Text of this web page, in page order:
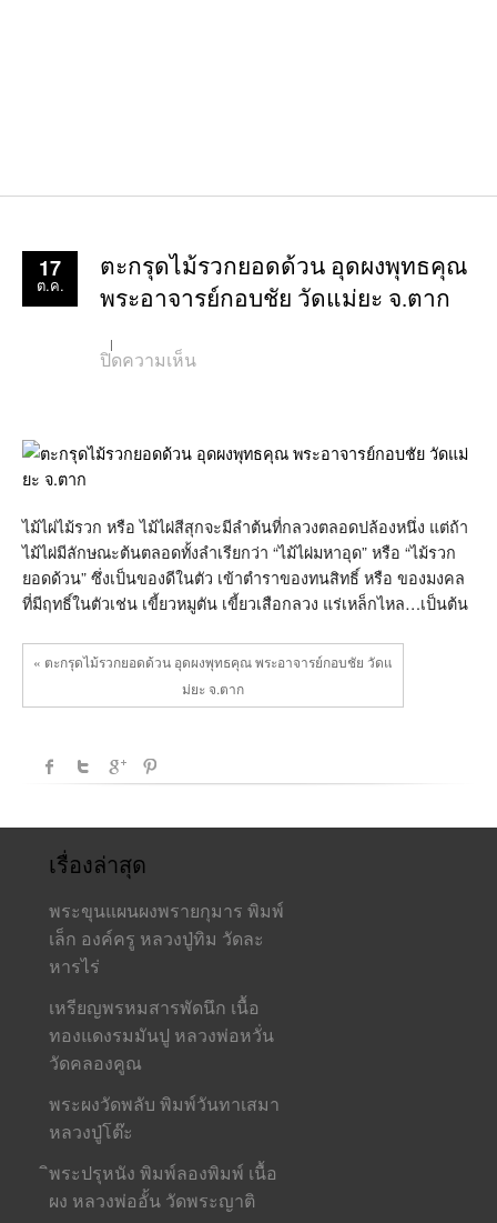
17
ต.ค.
ตะกรุดไม้รวกยอดด้วน อุดผงพุทธคุณ
พระอาจารย์กอบชัย วัดแม่ยะ จ.ตาก
ปิดความเห็นบน
ด้วน
อุด
พระ
อาจารย์
กอบ
ชัย
วัด
แม่
จ.ตาก
ไม้ไผ่ไม้รวก หรือ ไม้ไผ่สีสุกจะมีลำต้นที่กลวงตลอดปล้องหนึ่ง แต่ถ้า
ไม้ไผ่มีลักษณะต้นตลอดทั้งลำเรียกว่า “ไม้ไผ่มหาอุด” หรือ “ไม้รวก
ยอดด้วน” ซึ่งเป็นของดีในตัว เข้าตำราของทนสิทธิ์ หรือ ของมงคล
ที่มีฤทธิ์ในตัวเช่น เขี้ยวหมูตัน เขี้ยวเสือกลวง แร่เหล็กไหล…เป็นต้น
« ตะกรุดไม้รวกยอดด้วน อุดผงพุทธคุณ พระอาจารย์กอบชัย วัดแ
ม่ยะ จ.ตาก
เรื่องล่าสุด
พระขุนแผนผงพรายกุมาร พิมพ์
เล็ก องค์ครู หลวงปู่ทิม วัดละ
หารไร่
เหรียญพรหมสารพัดนึก เนื้อ
ทองแดงรมมันปู หลวงพ่อหวั่น
วัดคลองคูณ
พระผงวัดพลับ พิมพ์วันทาเสมา
หลวงปู่โต๊ะ
ิพระปรุหนัง พิมพ์ลองพิมพ์ เนื้อ
ผง หลวงพ่ออั้น วัดพระญาติ